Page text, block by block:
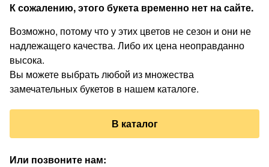
К сожалению, этого букета временно нет на сайте.
Возможно, потому что у этих цветов не сезон и они не
надлежащего качества. Либо их цена неоправданно
высока.
Вы можете выбрать любой из множества
замечательных букетов в нашем каталоге.
В каталог
Или позвоните нам: